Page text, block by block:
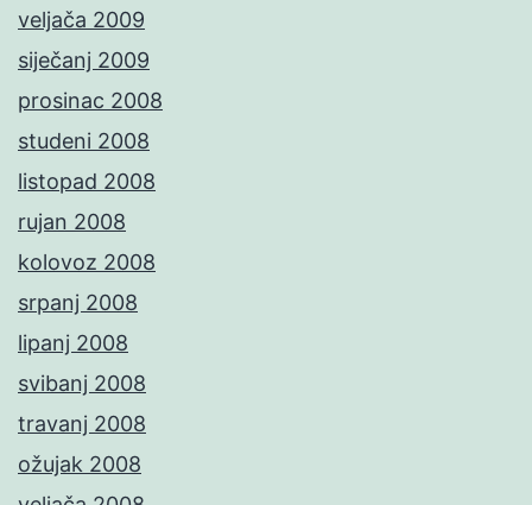
veljača 2009
siječanj 2009
prosinac 2008
studeni 2008
listopad 2008
rujan 2008
kolovoz 2008
srpanj 2008
lipanj 2008
svibanj 2008
travanj 2008
ožujak 2008